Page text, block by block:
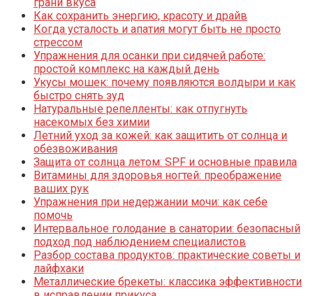
Как сохранить энергию, красоту и драйв
Когда усталость и апатия могут быть не просто
стрессом
Упражнения для осанки при сидячей работе:
простой комплекс на каждый день
Укусы мошек: почему появляются волдыри и как
быстро снять зуд
Натуральные репелленты: как отпугнуть
насекомых без химии
Летний уход за кожей: как защитить от солнца и
обезвоживания
Защита от солнца летом: SPF и основные правила
Витамины для здоровья ногтей: преображение
ваших рук
Упражнения при недержании мочи: как себе
помочь
Интервальное голодание в санатории: безопасный
подход под наблюдением специалистов
Разбор состава продуктов: практические советы и
лайфхаки
Металлические брекеты: классика эффективности